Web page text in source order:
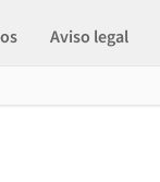
Aviso legal